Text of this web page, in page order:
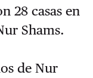
28 casas en
Shams.
de Nur